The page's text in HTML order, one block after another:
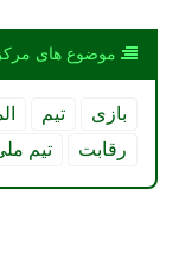
موضوع های
بازی تیم
رقابت
تیم